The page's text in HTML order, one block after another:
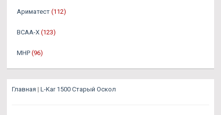
Ариматест (112)
BCAA-X (123)
MHP (96)
Главная | L-Kar 1500 Старый Оскол